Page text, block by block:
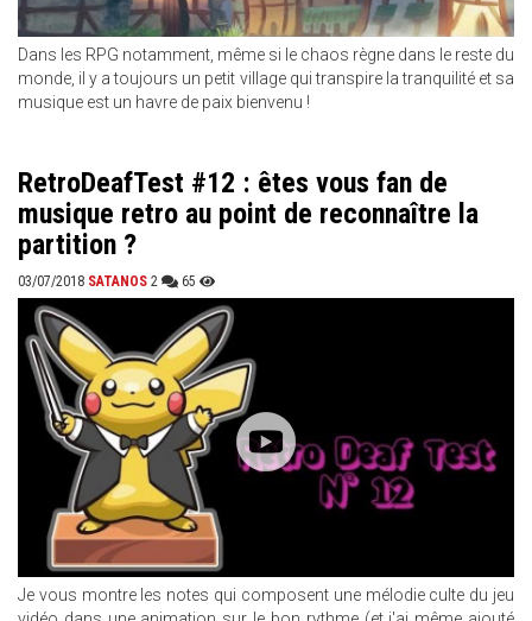
Dans les RPG notamment, même si le chaos règne dans le reste du
monde, il y a toujours un petit village qui transpire la tranquilité et sa
musique est un havre de paix bienvenu !
RetroDeafTest #12 : êtes vous fan de
musique retro au point de reconnaître la
partition ?
03/07/2018 SATANOS 2 65
Je vous montre les notes qui composent une mélodie culte du jeu